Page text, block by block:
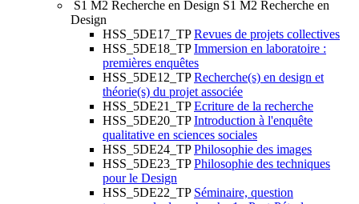
S1 M2 Recherche en Design S1 M2 Recherche en
Design
HSS_5DE17_TP Revues de projets collectives
HSS_5DE18_TP Immersion en laboratoire :
premières enquêtes
HSS_5DE12_TP Recherche(s) en design et
théorie(s) du projet associée
HSS_5DE21_TP Ecriture de la recherche
HSS_5DE20_TP Introduction à l'enquête
qualitative en sciences sociales
HSS_5DE24_TP Philosophie des images
HSS_5DE23_TP Philosophie des techniques
pour le Design
HSS_5DE22_TP Séminaire, question